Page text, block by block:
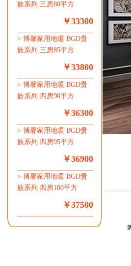
族系列 三房80平方
￥33300
> 博馨家用地暖 BGD贵
族系列 三房85平方
￥33800
> 博馨家用地暖 BGD贵
族系列 四房90平方
￥36300
> 博馨家用地暖 BGD贵
族系列 四房95平方
￥36900
> 博馨家用地暖 BGD贵
族系列 四房100平方
￥37500